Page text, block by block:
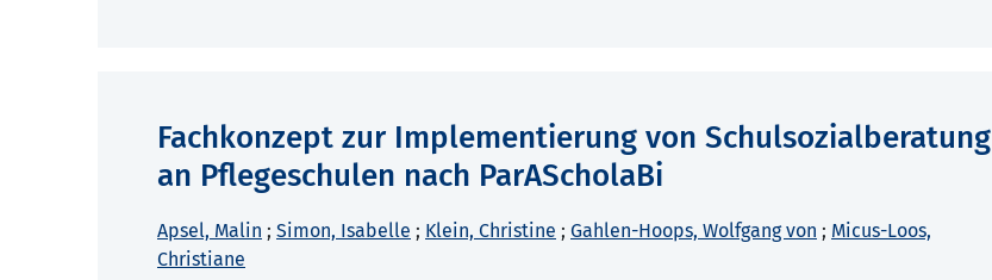
Fachkonzept zur Implementierung von Schulsozialberatung
an Pflegeschulen nach ParAScholaBi
Apsel, Malin ; Simon, Isabelle ; Klein, Christine ; Gahlen-Hoops, Wolfgang von ; Micus-Loos,
Christiane